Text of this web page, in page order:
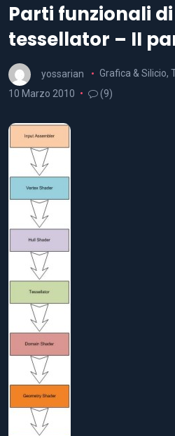
Parti funzionali di
tessellator – II
yossarian Grafica & Silicio,
10 Marzo 2010
(9)